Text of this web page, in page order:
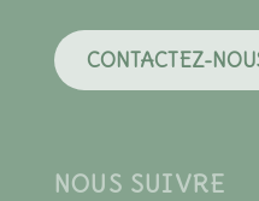
CONTACTEZ-
NOUS SUIVRE